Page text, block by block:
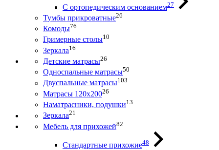
С ортопедическим основанием27
Тумбы прикроватные26
Комоды76
Гримерные столы10
Зеркала16
Детские матрасы26
Односпальные матрасы50
Двуспальные матрасы103
Матрасы 120х20026
Наматрасники, подушки13
Зеркала21
Мебель для прихожей82
Стандартные прихожие48